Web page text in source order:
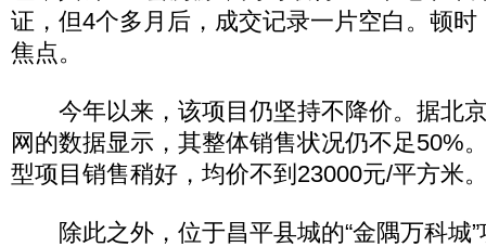
证，但4个多月后，成交记录一片空白。顿
焦点。
今年以来，该项目仍坚持不降价。据北
网的数据显示，其整体销售状况仍不足50%
型项目销售稍好，均价不到23000元/平方米
除此之外，位于昌平县城的“金隅万科城”